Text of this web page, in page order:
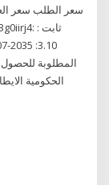
سعر الطلب سعر
المطلوبة للحصول